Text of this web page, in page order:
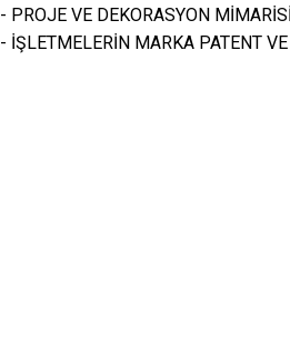
- PROJE VE DEKORASYON MİMARİSİ
- İŞLETMELERİN MARKA PATENT